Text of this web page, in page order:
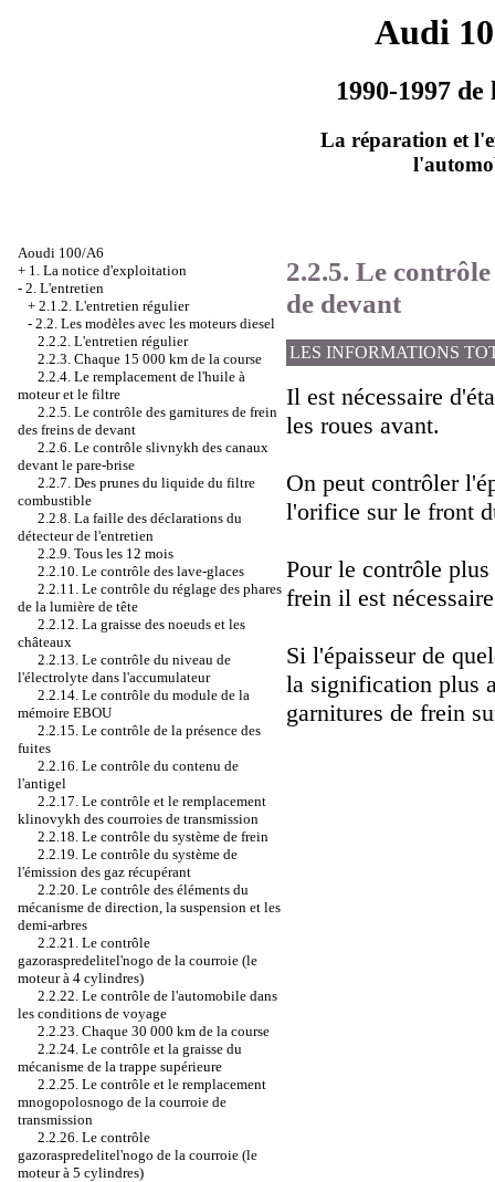
Audi
1990-1997
La réparation et
Aoudi 100/A6
+ 1. La notice d'exploitation
- 2. L'entretien
+ 2.1.2. L'entretien régulier
- 2.2. Les modèles avec les moteurs diesel
2.2.2. L'entretien régulier
2.2.3. Chaque 15 000 km de la course
2.2.4. Le remplacement de l'huile à
moteur et le filtre
2.2.5. Le contrôle des garnitures de frein
des freins de devant
2.2.6. Le contrôle slivnykh des canaux
devant le pare-brise
2.2.7. Des prunes du liquide du filtre
combustible
2.2.8. La faille des déclarations du
détecteur de l'entretien
2.2.9. Tous les 12 mois
2.2.10. Le contrôle des lave-glaces
2.2.11. Le contrôle du réglage des phares
de la lumière de tête
2.2.12. La graisse des noeuds et les
châteaux
2.2.13. Le contrôle du niveau de
l'électrolyte dans l'accumulateur
2.2.14. Le contrôle du module de la
mémoire EBOU
2.2.15. Le contrôle de la présence des
fuites
2.2.16. Le contrôle du contenu de
l'antigel
2.2.17. Le contrôle et le remplacement
klinovykh des courroies de transmission
2.2.18. Le contrôle du système de frein
2.2.19. Le contrôle du système de
l'émission des gaz récupérant
2.2.20. Le contrôle des éléments du
mécanisme de direction, la suspension et les
demi-arbres
2.2.21. Le contrôle
gazoraspredelitel'nogo de la courroie (le
moteur à 4 cylindres)
2.2.22. Le contrôle de l'automobile dans
les conditions de voyage
2.2.23. Chaque 30 000 km de la course
2.2.24. Le contrôle et la graisse du
mécanisme de la trappe supérieure
2.2.25. Le contrôle et le remplacement
mnogopolosnogo de la courroie de
transmission
2.2.26. Le contrôle
gazoraspredelitel'nogo de la courroie (le
moteur à 5 cylindres)
2.2.5. Le
de devant
LES INFORMATIONS
Il est nécessaire
les roues avant.
On peut contrôler
l'orifice sur le front
Pour le contrôle
frein il est
Si l'épaisseur de
la signification plus
garnitures de frein